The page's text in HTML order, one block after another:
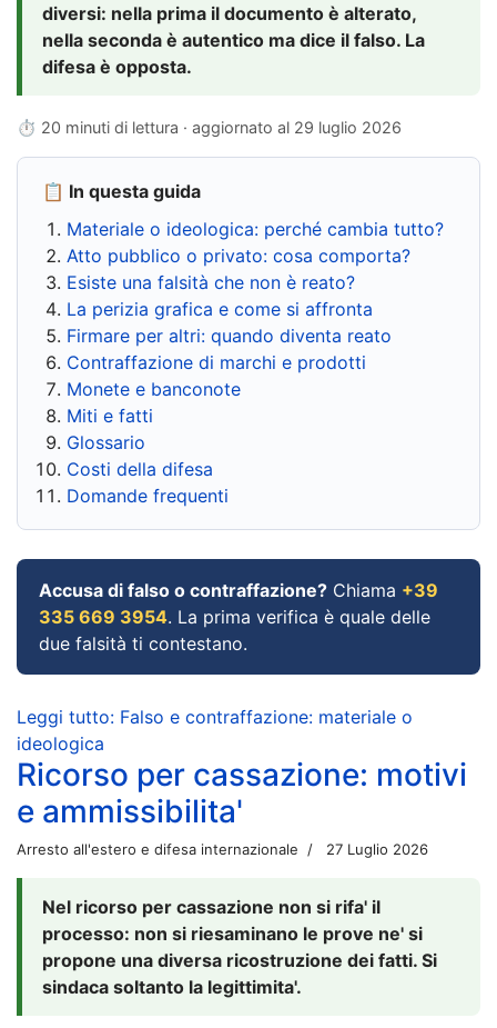
diversi: nella prima il documento è alterato,
nella seconda è autentico ma dice il falso. La
difesa è opposta.
⏱ 20 minuti di lettura · aggiornato al 29 luglio 2026
📋 In questa guida
Materiale o ideologica: perché cambia tutto?
Atto pubblico o privato: cosa comporta?
Esiste una falsità che non è reato?
La perizia grafica e come si affronta
Firmare per altri: quando diventa reato
Contraffazione di marchi e prodotti
Monete e banconote
Miti e fatti
Glossario
Costi della difesa
Domande frequenti
Accusa di falso o contraffazione? Chiama +39
335 669 3954. La prima verifica è quale delle
due falsità ti contestano.
Leggi tutto: Falso e contraffazione: materiale o
ideologica
Ricorso per cassazione: motivi
e ammissibilita'
Arresto all'estero e difesa internazionale 27 Luglio 2026
Nel ricorso per cassazione non si rifa' il
processo: non si riesaminano le prove ne' si
propone una diversa ricostruzione dei fatti. Si
sindaca soltanto la legittimita'.